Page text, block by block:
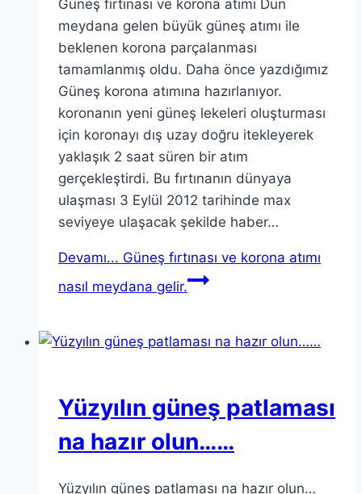
Güneş fırtınası ve korona atımı Dün
meydana gelen büyük güneş atımı ile
beklenen korona parçalanması
tamamlanmış oldu. Daha önce yazdığımız
Güneş korona atımına hazırlanıyor.
koronanın yeni güneş lekeleri oluşturması
için koronayı dış uzay doğru itekleyerek
yaklaşık 2 saat süren bir atım
gerçekleştirdi. Bu fırtınanın dünyaya
ulaşması 3 Eylül 2012 tarihinde max
seviyeye ulaşacak şekilde haber…
Devamı... Güneş fırtınası ve korona atımı
nasıl meydana gelir.
Yüzyılın güneş patlaması
na hazır olun……
Yüzyılın güneş patlaması na hazır olun…